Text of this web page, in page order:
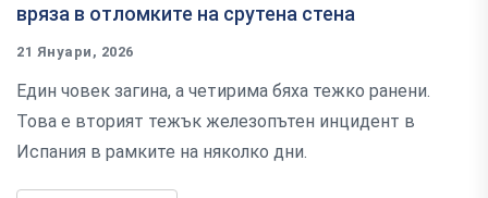
вряза в отломките на срутена стена
21 Януари, 2026
Един човек загина, а четирима бяха тежко ранени.
Това е вторият тежък железопътен инцидент в
Испания в рамките на няколко дни.